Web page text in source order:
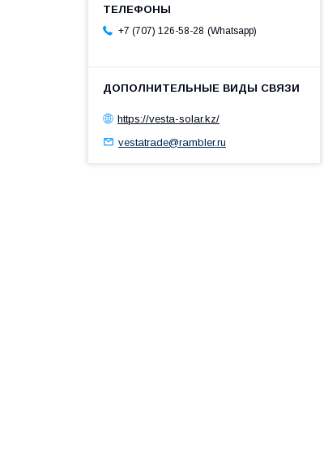
+7 (707) 126-58-28 Whatsapp
https://vesta-solar.kz/
vestatrade@rambler.ru